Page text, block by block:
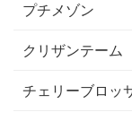
プチメゾン
クリザンテーム
チェリーブロッ